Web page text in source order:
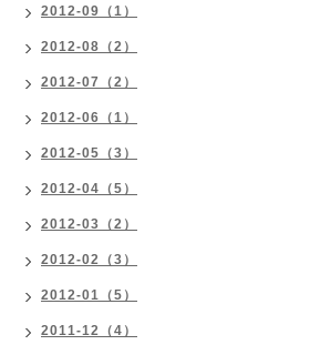
2012-09（1）
2012-08（2）
2012-07（2）
2012-06（1）
2012-05（3）
2012-04（5）
2012-03（2）
2012-02（3）
2012-01（5）
2011-12（4）